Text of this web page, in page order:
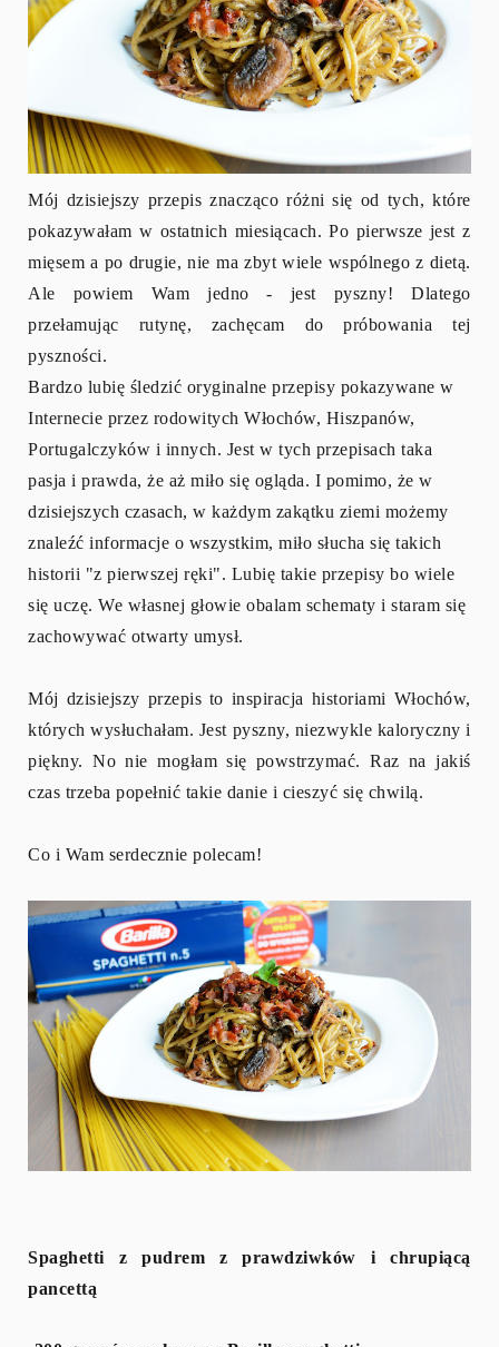
Mój dzisiejszy przepis znacząco różni się od tych, które
pokazywałam w ostatnich miesiącach. Po pierwsze jest z
mięsem a po drugie, nie ma zbyt wiele wspólnego z dietą.
Ale powiem Wam jedno - jest pyszny! Dlatego
przełamując rutynę, zachęcam do próbowania tej
pyszności.
Bardzo lubię śledzić oryginalne przepisy pokazywane w
Internecie przez rodowitych Włochów, Hiszpanów,
Portugalczyków i innych. Jest w tych przepisach taka
pasja i prawda, że aż miło się ogląda. I pomimo, że w
dzisiejszych czasach, w każdym zakątku ziemi możemy
znaleźć informacje o wszystkim, miło słucha się takich
historii "z pierwszej ręki". Lubię takie przepisy bo wiele
się uczę. We własnej głowie obalam schematy i staram się
zachowywać otwarty umysł.
Mój dzisiejszy przepis to inspiracja historiami Włochów,
których wysłuchałam. Jest pyszny, niezwykle kaloryczny i
piękny. No nie mogłam się powstrzymać. Raz na jakiś
czas trzeba popełnić takie danie i cieszyć się chwilą.
Co i Wam serdecznie polecam!
Spaghetti z pudrem z prawdziwków i chrupiącą
pancettą